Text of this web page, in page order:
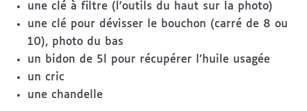
une clé à filtre (l’outils du haut sur la photo)
une clé pour dévisser le bouchon (carré de 8 ou
10), photo du bas
un bidon de 5l pour récupérer l’huile usagée
un cric
une chandelle